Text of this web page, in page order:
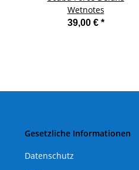
Wetnotes
39,00 € *
Gesetzliche Informationen
Datenschutz